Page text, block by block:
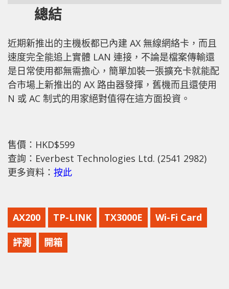
總結
近期新推出的主機板都已內建 AX 無線網絡卡，而且
速度完全能追上實體 LAN 連接，不論是檔案傳輸還
是日常使用都無需擔心，簡單加裝一張擴充卡就能配
合市場上新推出的 AX 路由器發揮，舊機而且還使用
N 或 AC 制式的用家絕對值得在這方面投資。
售價：HKD$599
查詢：Everbest Technologies Ltd. (2541 2982)
更多資料： 按此
AX200 TP-LINK TX3000E Wi-Fi Card
評測 開箱